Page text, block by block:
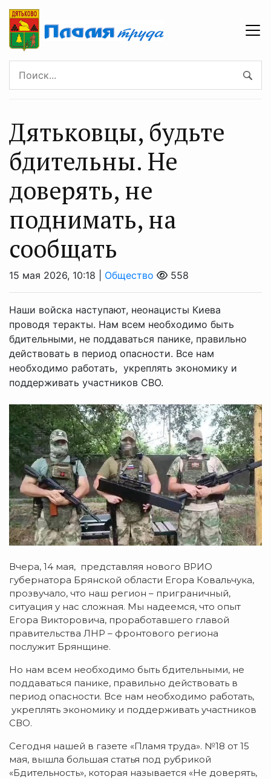
Дятьковцы, будьте
бдительны. Не
доверять, не
поднимать, на
сообщать
15 мая 2026, 10:18 | Общество 558
Наши войска наступают, неонацисты Киева
проводя теракты. Нам всем необходимо быть
бдительными, не поддаваться панике, правильно
действовать в период опасности. Все нам
необходимо работать, укреплять экономику и
поддерживать участников СВО.
Вчера, 14 мая, представляя нового ВРИО
губернатора Брянской области Егора Ковальчука,
прозвучало, что наш регион – приграничный,
ситуация у нас сложная. Мы надеемся, что опыт
Егора Викторовича, проработавшего главой
правительства ЛНР – фронтового региона
послужит Брянщине.
Но нам всем необходимо быть бдительными, не
поддаваться панике, правильно действовать в
период опасности. Все нам необходимо работать,
укреплять экономику и поддерживать участников
СВО.
Сегодня нашей в газете «Пламя труда». №18 от 15
мая, вышла большая статья под рубрикой
«Бдительность», которая называется «Не доверять,